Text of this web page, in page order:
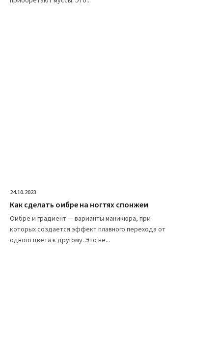
24.10.2023
Как сделать омбре на ногтях спонжем
Омбре и градиент — варианты маникюра, при
которых создается эффект плавного перехода от
одного цвета к другому. Это не...